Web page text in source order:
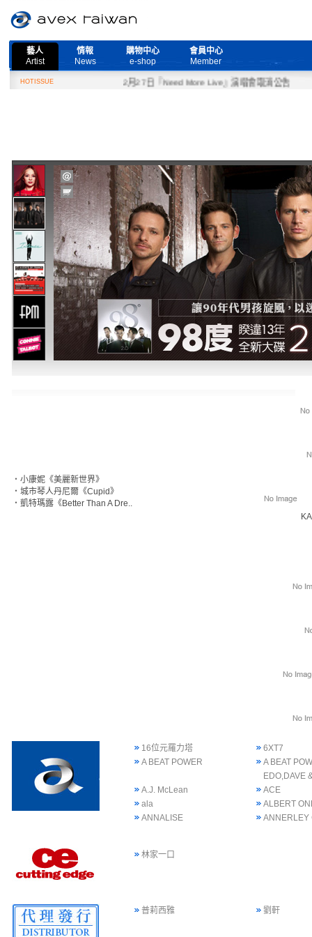
藝人
Artist
情報
News
購物中心
e-shop
會員中心
Member
HOTISSUE 2月27日『Need More Live』演唱會取消公告
‧ 小康妮《美麗新世界》
‧ 城市琴人丹尼爾《Cupid》
‧ 凱特瑪露《Better Than A Dre..
16位元羅力塔
6XT7
A BEAT POWER
A BEAT
EDO,DAVE
A.J. McLean
ACE
ala
ALBERT
ANNALISE
ANNERLEY
林家一口
普莉西雅 劉軒